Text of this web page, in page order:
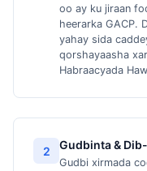
oo ay ku jiraan
heerarka GACP.
yahay sida
qorshayaasha
Habraacyada
2 Gudbinta &
Gudbi xirmada